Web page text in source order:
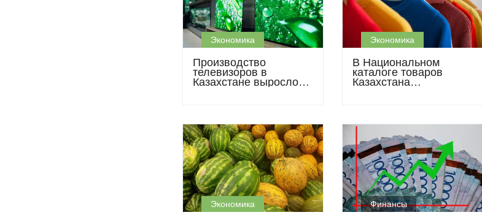
Экономика
Производство
телевизоров в
Казахстане выросло
Экономика
В Национальном
каталоге товаров
Казахстана
Экономика Финансы